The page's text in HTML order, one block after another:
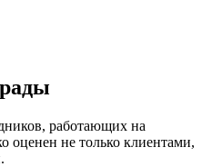
работающих на
оценен не только клиентами,